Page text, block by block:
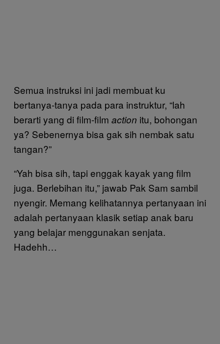
Semua instruksi ini jadi membuat ku
bertanya-tanya pada para instruktur, “lah
berarti yang di film-film action itu, bohongan
ya? Sebenernya bisa gak sih nembak satu
tangan?”
“Yah bisa sih, tapi enggak kayak yang film
juga. Berlebihan itu,” jawab Pak Sam sambil
nyengir. Memang kelihatannya pertanyaan ini
adalah pertanyaan klasik setiap anak baru
yang belajar menggunakan senjata.
Hadehh…